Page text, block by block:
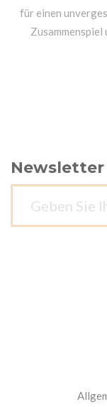
für einen
Newsletter